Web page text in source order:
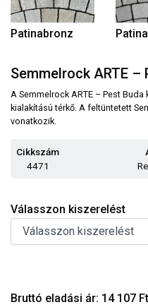
Patinabronz
Semmelrock ARTE –
A Semmelrock ARTE – Pest
kialakítású térkő. A feltüntetett
vonatkozik.
Cikkszám
4471
Válasszon kiszerelést
Bruttó eladási ár: 14 107